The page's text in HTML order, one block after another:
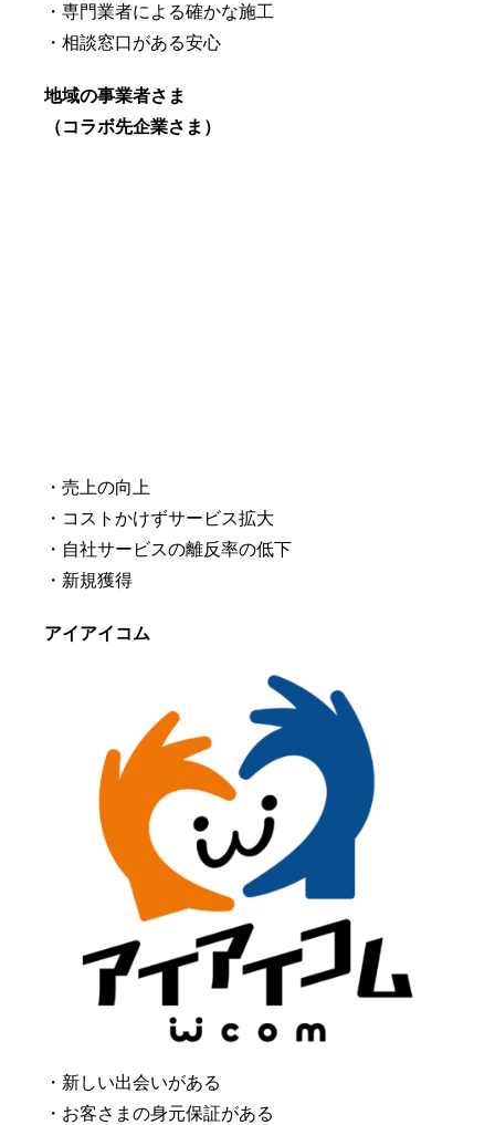
・専門業者による確かな施工
・相談窓口がある安心
地域の事業者さま
（コラボ先企業さま）
・売上の向上
・コストかけずサービス拡大
・自社サービスの離反率の低下
・新規獲得
アイアイコム
・新しい出会いがある
・お客さまの身元保証がある